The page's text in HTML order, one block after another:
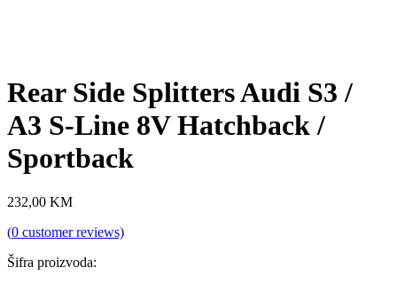
Rear Side Splitters Audi S3 /
A3 S-Line 8V Hatchback /
Sportback
232,00 KM
(0 customer reviews)
Šifra proizvoda: